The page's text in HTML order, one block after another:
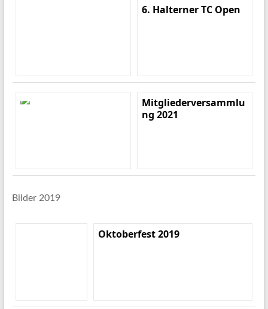
6. Halterner TC Open
Mitgliederversammlu
ng 2021
Bilder 2019
Oktoberfest 2019